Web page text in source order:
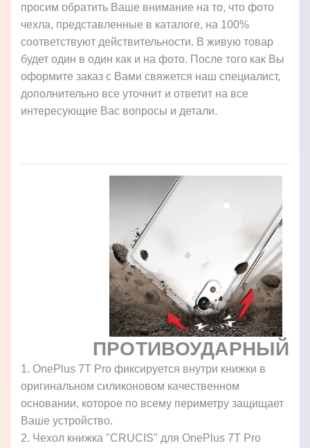
просим обратить Ваше внимание на то, что фото
чехла, представленные в каталоге, на 100%
соответствуют действительности. В живую товар
будет один в один как и на фото. После того как Вы
оформите заказ с Вами свяжется наш специалист,
дополнительно все уточнит и ответит на все
интересующие Вас вопросы и детали.
ПРОТИВОУДАРНЫЙ
1. OnePlus 7T Pro фиксируется внутри книжки в
оригинальном силиконовом качественном
основании, которое по всему периметру защищает
Ваше устройство.
2. Чехол книжка "CRUCIS" для OnePlus 7T Pro